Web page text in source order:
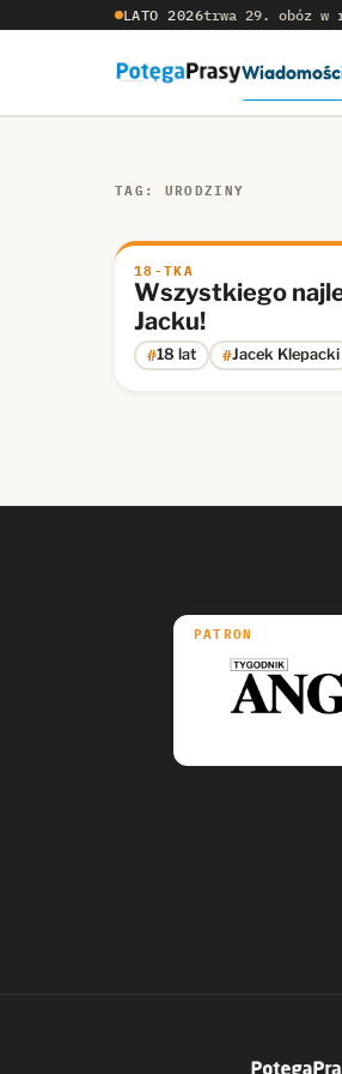
LATO 2026trwa 29. obóz w
TAG: URODZINY
18-TKA
Wszystkiego
Jacku!
#18 lat #Jacek Klepacki
PATRON